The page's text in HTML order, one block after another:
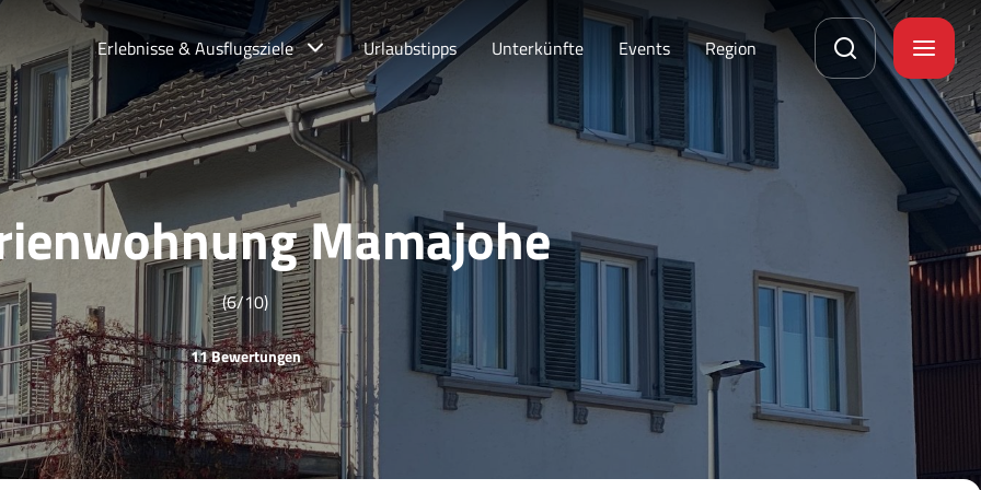
Erlebnisse & Ausflugsziele Urlaubstipps Unterkünfte Events Region
Mamajohe
(6/10)
11 Bewertungen